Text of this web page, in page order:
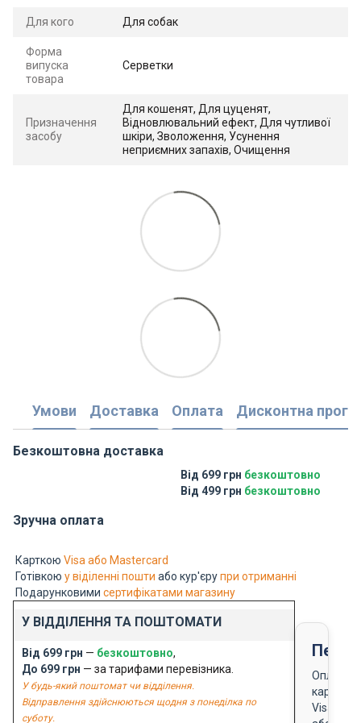
Для кого Для собак
Форма
випуска
товара
Серветки
Призначення
засобу
Для кошенят, Для цуценят,
Відновлювальний ефект, Для чутливої
шкіри, Зволоження, Усунення
неприємних запахів, Очищення
Умови Доставка Оплата Дисконтна
Безкоштовна доставка
Від 699 грн безкоштовно
Від 499 грн безкоштовно
Зручна оплата
Карткою Visa або Mastercard
Готівкою у віділенні пошти або кур'єрупри отриманні
Подарунковими сертифікатами магазину
У ВІДДІЛЕННЯ ТА ПОШТОМАТИ
Від 699 грн — безкоштовно,
До 699 грн — за тарифами перевізника.
У будь-який поштомат чи відділення.
Відправлення здійснюються щодня з понеділка по
суботу.
Оплата
карткою
Visa